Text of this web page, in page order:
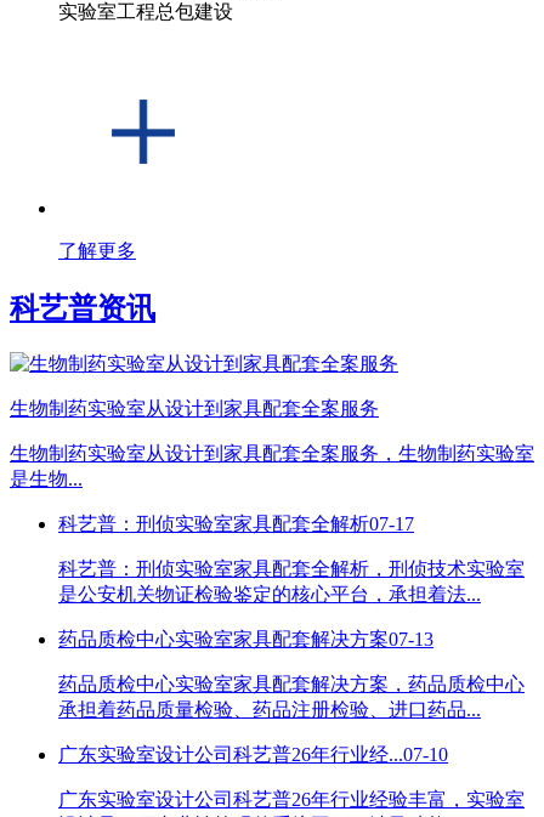
实验室工程总包建设
了解更多
科艺普资讯
生物制药实验室从设计到家具配套全案服务
生物制药实验室从设计到家具配套全案服务，生物制药实验室
是生物...
科艺普：刑侦实验室家具配套全解析07-17
科艺普：刑侦实验室家具配套全解析，刑侦技术实验室
是公安机关物证检验鉴定的核心平台，承担着法...
药品质检中心实验室家具配套解决方案07-13
药品质检中心实验室家具配套解决方案，药品质检中心
承担着药品质量检验、药品注册检验、进口药品...
广东实验室设计公司科艺普26年行业经...07-10
广东实验室设计公司科艺普26年行业经验丰富，实验室